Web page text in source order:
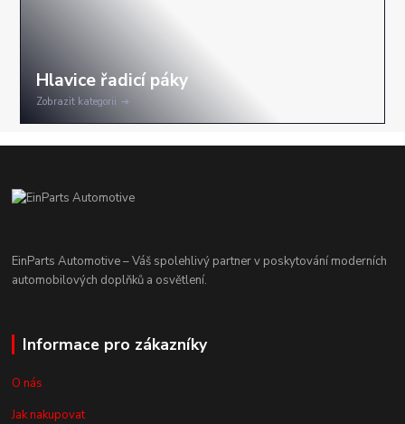
Zobrazit kategorii
EinParts Automotive – Váš spolehlivý partner v poskytování moderních
automobilových doplňků a osvětlení.
Informace pro zákazníky
O nás
Jak nakupovat